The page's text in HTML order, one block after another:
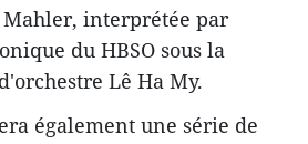
interprétée par
du HBSO sous la
Lê Ha My.
également une série de